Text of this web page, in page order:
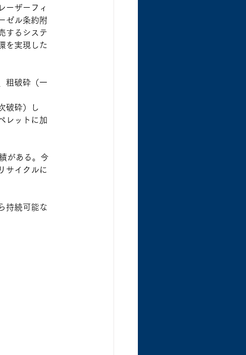
ーザーフィ
ゼル条約附
するシステ
を実現した
粗破砕（一
破砕）し
レットに加
がある。今
サイクルに
持続可能な